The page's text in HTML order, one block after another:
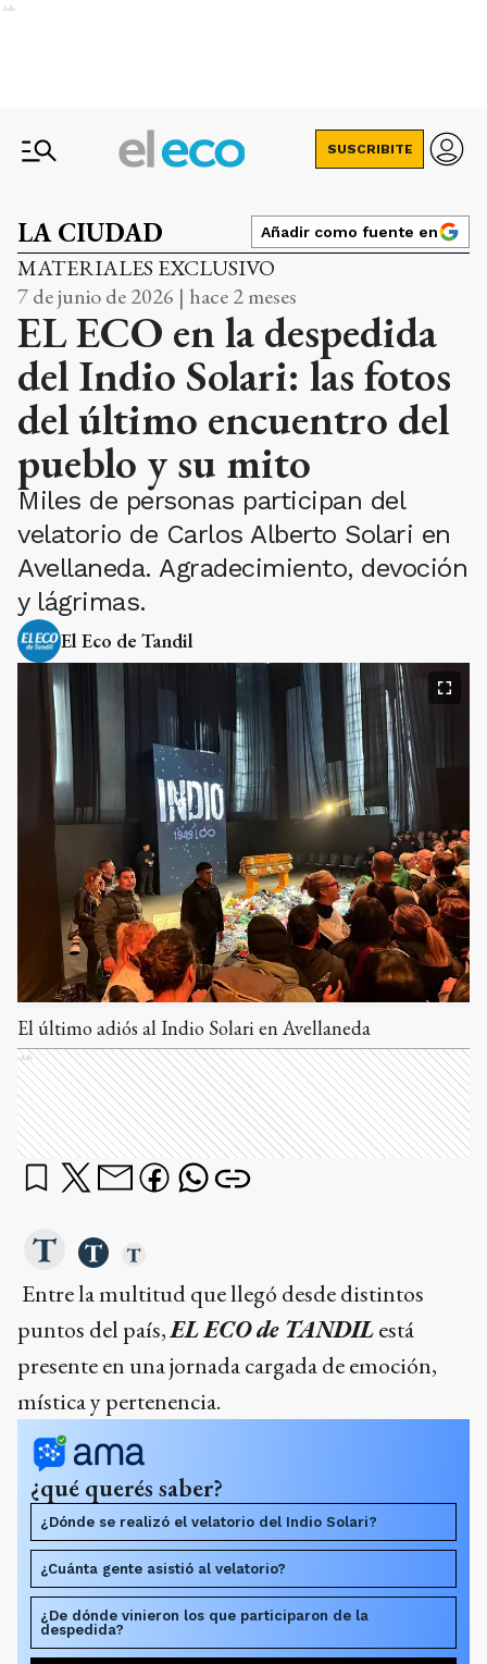
Ads
SUSCRIBITE
LA CIUDAD Añadir como fuente en
MATERIALES EXCLUSIVO
7 de junio de 2026 | hace 2 meses
EL ECO en la despedida
del Indio Solari: las fotos
del último encuentro del
pueblo y su mito
Miles de personas participan del
velatorio de Carlos Alberto Solari en
Avellaneda. Agradecimiento, devoción
y lágrimas.
El Eco de Tandil
El último adiós al Indio Solari en Avellaneda
Ads
Entre la multitud que llegó desde distintos
puntos del país,EL ECO de TANDILestá
presente en una jornada cargada de emoción,
mística y pertenencia.
¿qué querés saber?
¿Dónde se realizó el velatorio del Indio Solari?
¿Cuánta gente asistió al velatorio?
¿De dónde vinieron los que participaron de la
despedida?